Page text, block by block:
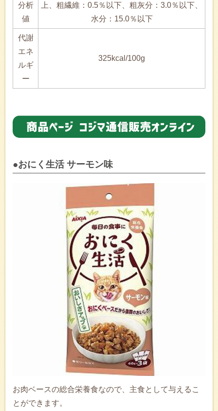
分析
値
上、粗繊維：0.5％以下、粗灰分：3.0％以下、
水分：15.0％以下
代謝
エネ
ルギ
ー
325kcal/100g
●おにく生活 サーモン味
お肉ベースの総合栄養食なので、主食として与えるこ
とができます。